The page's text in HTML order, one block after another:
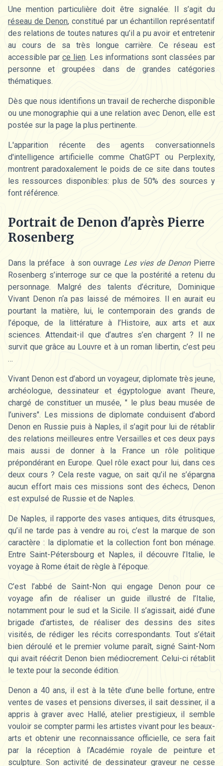
Une mention particulière doit être signalée. Il s’agit du
réseau de Denon, constitué par un échantillon représentatif
des relations de toutes natures qu’il a pu avoir et entretenir
au cours de sa très longue carrière. Ce réseau est
accessible par ce lien. Les informations sont classées par
personne et groupées dans de grandes catégories
thématiques.
Dès que nous identifions un travail de recherche disponible
ou une monographie qui a une relation avec Denon, elle est
postée sur la page la plus pertinente.
L'apparition récente des agents conversationnels
d'intelligence artificielle comme ChatGPT ou Perplexity,
montrent paradoxalement le poids de ce site dans toutes
les ressources disponibles: plus de 50% des sources y
font référence.
Portrait de Denon d'après Pierre
Rosenberg
Dans la préface à son ouvrage Les vies de Denon Pierre
Rosenberg s’interroge sur ce que la postérité a retenu du
personnage. Malgré des talents d’écriture, Dominique
Vivant Denon n‘a pas laissé de mémoires. Il en aurait eu
pourtant la matière, lui, le contemporain des grands de
l’époque, de la littérature à l’Histoire, aux arts et aux
sciences. Attendait-il que d’autres s’en chargent ? Il ne
survit que grâce au Louvre et à un roman libertin, c’est peu
…
Vivant Denon est d’abord un voyageur, diplomate très jeune,
archéologue, dessinateur et égyptologue avant l’heure,
chargé de constituer un musée, " le plus beau musée de
l’univers". Les missions de diplomate conduisent d’abord
Denon en Russie puis à Naples, il s’agit pour lui de rétablir
des relations meilleures entre Versailles et ces deux pays
mais aussi de donner à la France un rôle politique
prépondérant en Europe. Quel rôle exact pour lui, dans ces
deux cours ? Cela reste vague, on sait qu’il ne s’épargna
aucun effort mais ces missions sont des échecs, Denon
est expulsé de Russie et de Naples.
De Naples, il rapporte des vases antiques, dits étrusques,
qu’il ne tarde pas à vendre au roi, c’est la marque de son
caractère : la diplomatie et la collection font bon ménage.
Entre Saint-Pétersbourg et Naples, il découvre l’Italie, le
voyage à Rome était de règle à l’époque.
C’est l’abbé de Saint-Non qui engage Denon pour ce
voyage afin de réaliser un guide illustré de l’Italie,
notamment pour le sud et la Sicile. Il s’agissait, aidé d’une
brigade d’artistes, de réaliser des dessins des sites
visités, de rédiger les récits correspondants. Tout s’était
bien déroulé et le premier volume paraît, signé Saint-Nom
qui avait réécrit Denon bien médiocrement. Celui-ci rétablit
le texte pour la seconde édition.
Denon a 40 ans, il est à la tête d’une belle fortune, entre
ventes de vases et pensions diverses, il sait dessiner, il a
appris à graver avec Hallé, atelier prestigieux, il semble
vouloir se compter parmi les artistes vivant pour les beaux-
arts et obtenir une reconnaissance officielle, ce sera fait
par la réception à l’Académie royale de peinture et
sculpture. Son activité de dessinateur graveur ne cesse